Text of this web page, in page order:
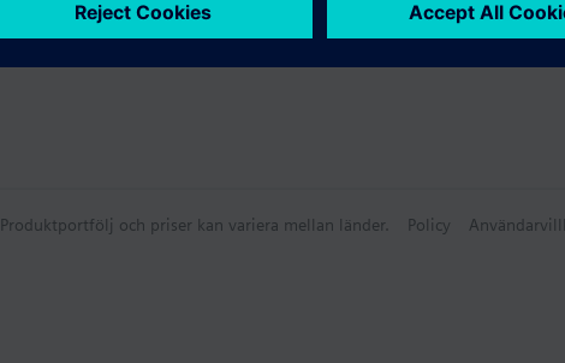
Produktportfölj och priser kan variera mellan länder. Policy